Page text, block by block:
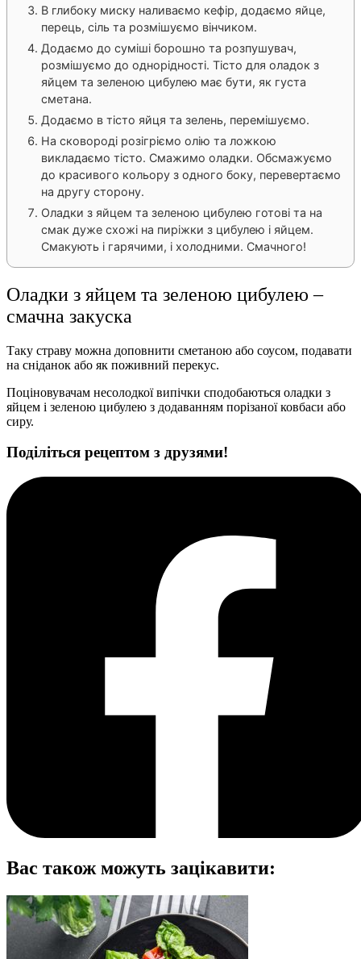
В глибоку миску наливаємо кефір, додаємо яйце,
перець, сіль та розмішуємо вінчиком.
Додаємо до суміші борошно та розпушувач,
розмішуємо до однорідності. Тісто для оладок з
яйцем та зеленою цибулею має бути, як густа
сметана.
Додаємо в тісто яйця та зелень, перемішуємо.
На сковороді розігріємо олію та ложкою
викладаємо тісто. Смажимо оладки. Обсмажуємо
до красивого кольору з одного боку, перевертаємо
на другу сторону.
Оладки з яйцем та зеленою цибулею готові та на
смак дуже схожі на пиріжки з цибулею і яйцем.
Смакують і гарячими, і холодними. Смачного!
Оладки з яйцем та зеленою цибулею –
смачна закуска
Таку страву можна доповнити сметаною або соусом, подавати
на сніданок або як поживний перекус.
Поціновувачам несолодкої випічки сподобаються оладки з
яйцем і зеленою цибулею з додаванням порізаної ковбаси або
сиру.
Поділіться рецептом з друзями!
Вас також можуть зацікавити: